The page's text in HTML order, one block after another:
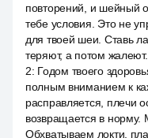
повторений, и шейный
тебе условия. Это не
для твоей шеи. Ставь
теряют, а потом жалеют.
2: Годом твоего
полным вниманием к
расправляется, плечи
возвращается в норму.
Обхватываем локти,